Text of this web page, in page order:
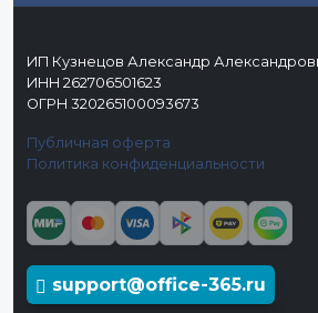
ИП Кузнецов Александр
ИНН 262706501623
ОГРН 320265100093673
Публичная оферта
Политика конфиденциальности
support@office-365.ru